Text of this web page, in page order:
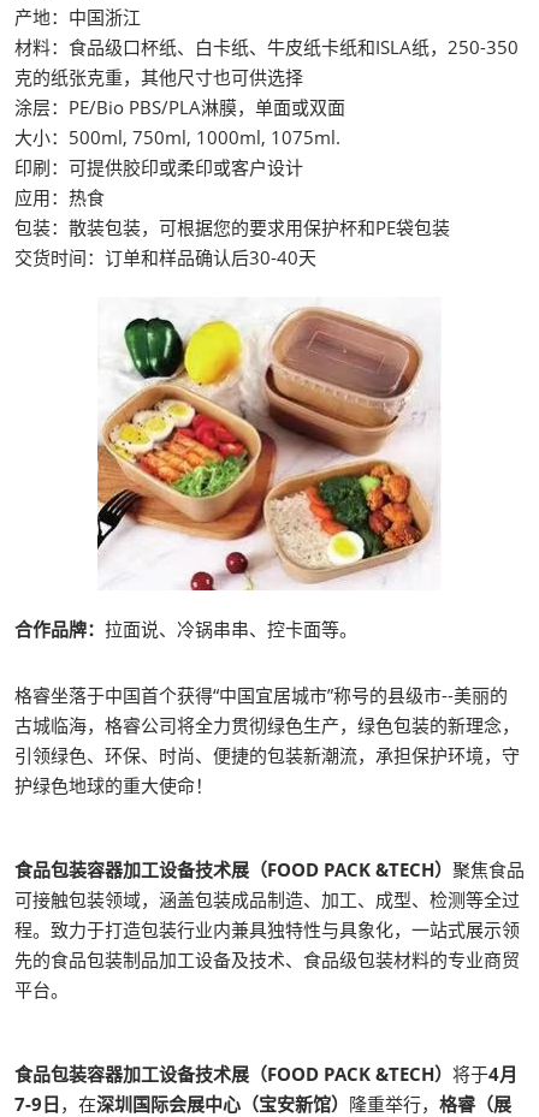
产地：中国浙江
材料：食品级口杯纸、白卡纸、牛皮纸卡纸和ISLA纸，250-350
克的纸张克重，其他尺寸也可供选择
涂层：PE/Bio PBS/PLA淋膜，单面或双面
大小：500ml, 750ml, 1000ml, 1075ml.
印刷：可提供胶印或柔印或客户设计
应用：热食
包装：散装包装，可根据您的要求用保护杯和PE袋包装
交货时间：订单和样品确认后30-40天
合作品牌： 拉面说、冷锅串串、控卡面等。
格睿坐落于中国首个获得“中国宜居城市”称号的县级市--美丽的
古城临海，格睿公司将全力贯彻绿色生产，绿色包装的新理念，
引领绿色、环保、时尚、便捷的包装新潮流，承担保护环境，守
护绿色地球的重大使命！
食品包装容器加工设备技术展（FOOD PACK &TECH） 聚焦食品
可接触包装领域，涵盖包装成品制造、加工、成型、检测等全过
程。致力于打造包装行业内兼具独特性与具象化，一站式展示领
先的食品包装制品加工设备及技术、食品级包装材料的专业商贸
平台。
食品包装容器加工设备技术展（FOOD PACK &TECH） 将于4月
7-9日 ，在深圳国际会展中心（宝安新馆） 隆重举行， 格睿（展